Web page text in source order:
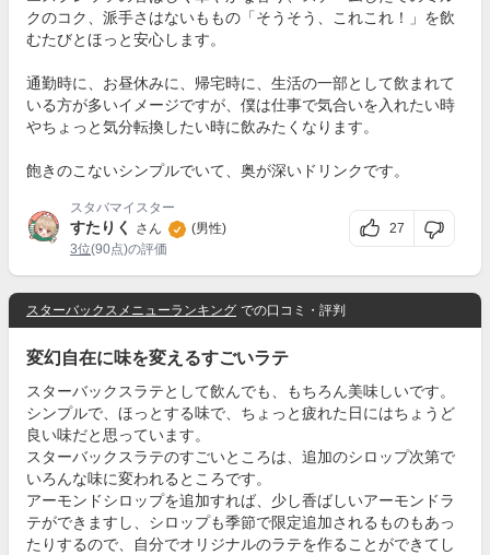
クのコク、派手さはないももの「そうそう、これこれ！」を飲
むたびとほっと安心します。
通勤時に、お昼休みに、帰宅時に、生活の一部として飲まれて
いる方が多いイメージですが、僕は仕事で気合いを入れたい時
やちょっと気分転換したい時に飲みたくなります。
飽きのこないシンプルでいて、奥が深いドリンクです。
スタバマイスター
すたりく さん
(男性)
3位(90点)の評価
27
スターバックスメニューランキング での口コミ・評判
変幻自在に味を変えるすごいラテ
スターバックスラテとして飲んでも、もちろん美味しいです。
シンプルで、ほっとする味で、ちょっと疲れた日にはちょうど
良い味だと思っています。
スターバックスラテのすごいところは、追加のシロップ次第で
いろんな味に変われるところです。
アーモンドシロップを追加すれば、少し香ばしいアーモンドラ
テができますし、シロップも季節で限定追加されるものもあっ
たりするので、自分でオリジナルのラテを作ることができてし